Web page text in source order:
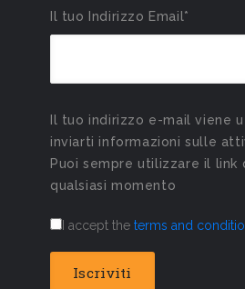
Il tuo Indirizzo Email*
Il tuo indirizzo e-mail viene
inviarti informazioni sulle
Puoi sempre utilizzare il link
qualsiasi momento
I accept the terms and